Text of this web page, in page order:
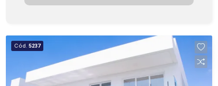
amplo quintal com varanda e espaço verde, ideal
um ambiente tranquilo, harmonioso e com
bastante contato com a natureza. - A garagem
comporta até 4 carros, sendo 2 vagas cobertas e
2 descobertas. - Posição sul. O imóvel está
Cód. 5237